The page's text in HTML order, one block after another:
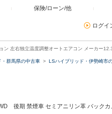
保険/ローン/他
ログイ
左右独立温度調整オートエアコン メーカー
群馬県の中古車
LSハイブリッド・伊勢崎市
後期 禁煙車 セミアニリン革 バック